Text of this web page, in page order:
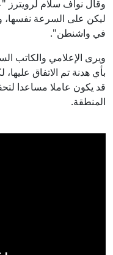
وقال نواف سلام لرويترز
ليكن على السرعة نفسها،
في واشنطن".
ويرى الإعلامي والكاتب
بأي هدنة تم الاتفاق
قد يكون عاملا مساعدا
المنطقة.